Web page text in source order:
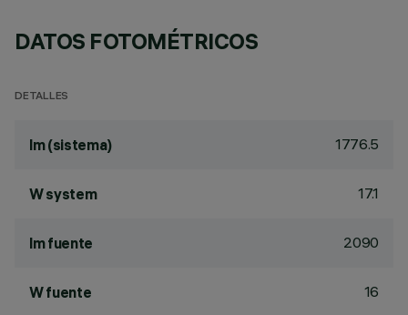
DATOS FOTOMÉTRICOS
DETALLES
lm (sistema) 1776.5
W system 17.1
lm fuente 2090
W fuente 16